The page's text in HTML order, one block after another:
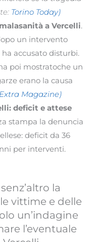
Torino Today)
a Vercelli.
un intervento
accusato disturbi.
poi mostratoche un
erano la causa
Extra Magazine)
deficit e attese
stampa la denuncia
deficit da 36
per interventi.
la
vittime e delle
un’indagine
l’eventuale